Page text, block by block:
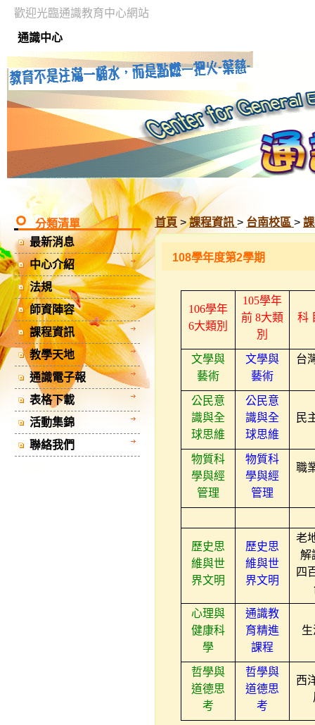
通識中心
歡迎光臨通識教育中心網站
分類清單
最新消息
中心介紹
法規
師資陣容
課程資訊
教學天地
通識電子報
表格下載
活動集錦
聯絡我們
首頁 >課程資訊 > 台南校區 >
108學年度第2學期
106學年
6大類別
105學年
前8大類
別
科
文學與
藝術
文學與
藝術
台
公民意
識與全
球思維
公民意
識與全
球思維
民
物質科
學與經
管理
物質科
學與經
管理
職
歷史思
維與世
界文明
歷史思
維與世
界文明
老
解
四
心理與
健康科
學
通識教
育精進
課程
哲學與
道德思
考
哲學與
道德思
考
西